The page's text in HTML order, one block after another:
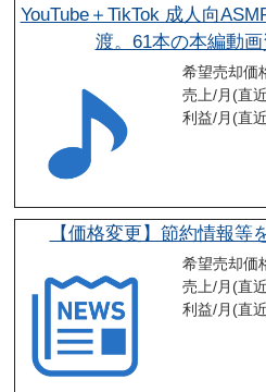
YouTube＋TikTok 成人向
渡。61本の本編動画
希望売却価
売上/月(直
利益/月(直
【価格変更】節約情報等
希望売却価
売上/月(直
利益/月(直